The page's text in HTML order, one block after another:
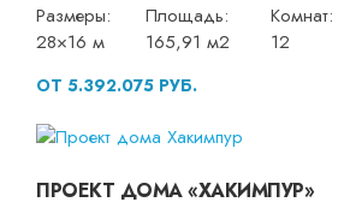
Размеры:
28×16 м
Площадь:
165,91 м2
Комнат:
12
ОТ 5.392.075 РУБ.
ПРОЕКТ ДОМА «ХАКИМПУР»